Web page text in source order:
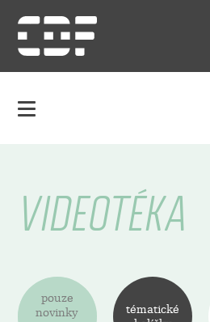
VIDEOTÉKA
pouze
novinky
tématické